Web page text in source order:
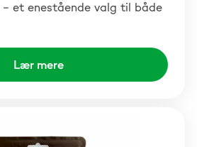
et enestående valg til både
Lær mere